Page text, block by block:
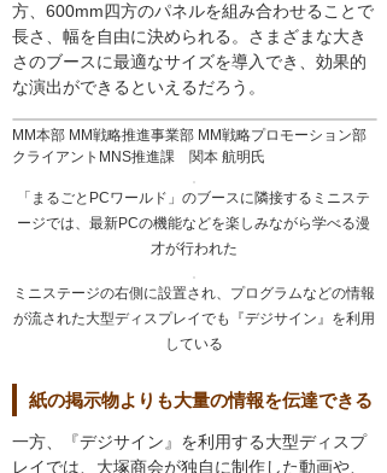
MM本部 MM戦略推進事業部 MM戦略プロモーション部
クライアントMNS推進課 関本 航明氏
方、600mm四方のパネルを組み合わせることで
長さ、幅を自由に決められる。さまざまな大き
さのブースに最適なサイズを導入でき、効果的
な演出ができるといえるだろう。
「まるごとPCワールド」のブースに隣接するミニステ
ージでは、最新PCの機能などを楽しみながら学べる漫
才が行われた
ミニステージの右側に設置され、プログラムなどの情報
が流された大型ディスプレイでも『デジサイン』を利用
している
紙の掲示物よりも大量の情報を伝達できる
一方、『デジサイン』を利用する大型ディスプ
レイでは、大塚商会が独自に制作した動画や、